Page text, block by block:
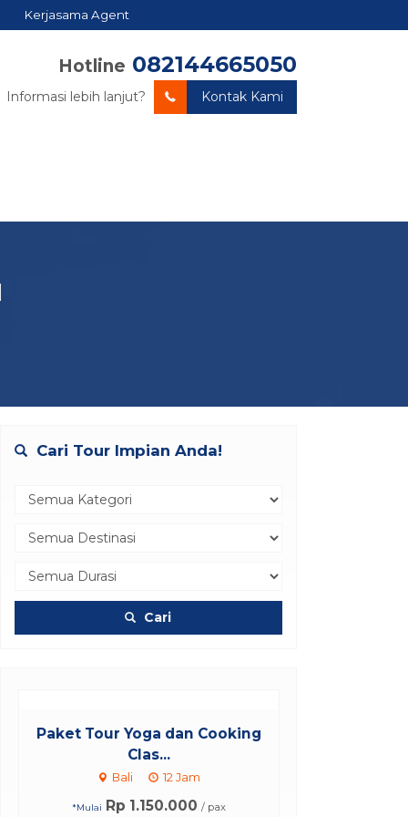
Kerjasama Agent
Hotline 082144665050
Informasi lebih lanjut? Kontak Kami
Cari Tour Impian Anda!
Cari
Paket Tour Yoga dan Cooking
Clas...
Bali 12 Jam
*Mulai Rp 1.150.000 / pax